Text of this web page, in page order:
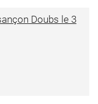
Doubs le 3